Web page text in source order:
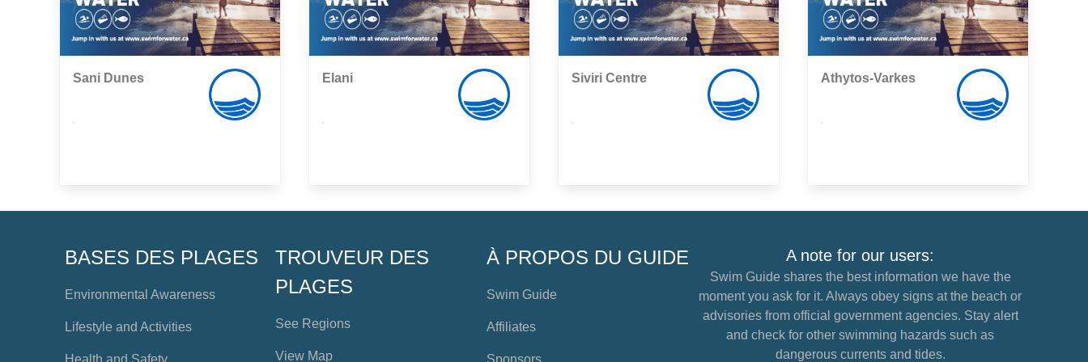
Sani Dunes Elani Siviri Centre Athytos-Varkes
BASES DES PLAGES
Environmental Awareness
Lifestyle and Activities
Health and Safety
TROUVEUR DES
PLAGES
See Regions
View Map
À PROPOS DU GUIDE
Swim Guide
Affiliates
Sponsors
A note for our users:
Swim Guide shares the best information we have the
moment you ask for it. Always obey signs at the beach or
advisories from official government agencies. Stay alert
and check for other swimming hazards such as
dangerous currents and tides.